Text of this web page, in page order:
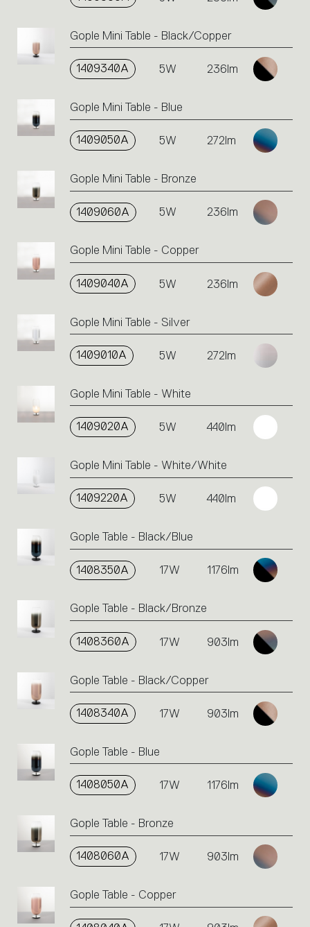
Gople Mini Table - Black/Copper
1409340A 5W 236lm
Gople Mini Table - Blue
1409050A 5W 272lm
Gople Mini Table - Bronze
1409060A 5W 236lm
Gople Mini Table - Copper
1409040A 5W 236lm
Gople Mini Table - Silver
1409010A 5W 272lm
Gople Mini Table - White
1409020A 5W 440lm
Gople Mini Table - White/White
1409220A 5W 440lm
Gople Table - Black/Blue
1408350A 17W 1176lm
Gople Table - Black/Bronze
1408360A 17W 903lm
Gople Table - Black/Copper
1408340A 17W 903lm
Gople Table - Blue
1408050A 17W 1176lm
Gople Table - Bronze
1408060A 17W 903lm
Gople Table - Copper